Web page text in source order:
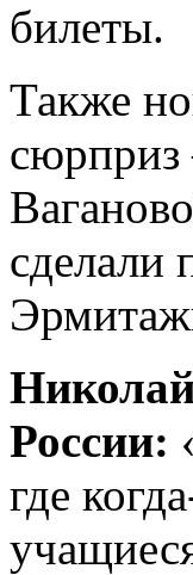
билеты.
Также
сюрприз
сделали
России:
где